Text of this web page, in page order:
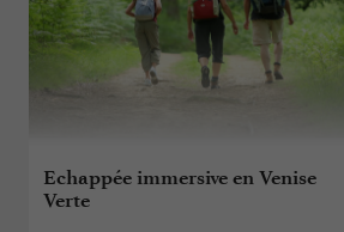
Echappée immersive en Venise
Verte